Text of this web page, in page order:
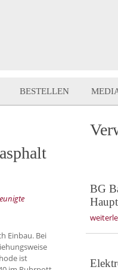
BESTELLEN
Einbau. Bei
ist
BG